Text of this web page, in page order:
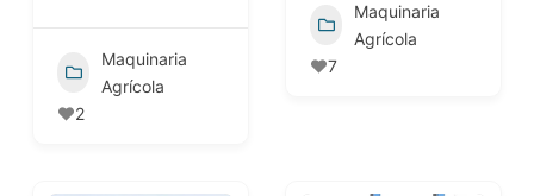
Maquinaria
Agrícola
2
Maquinaria
Agrícola
7